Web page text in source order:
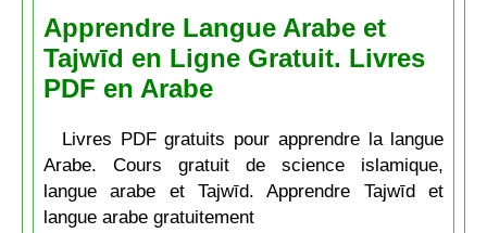
Apprendre Langue Arabe et
Tajwīd en Ligne Gratuit. Livres
PDF en Arabe
Livres PDF gratuits pour apprendre la langue
Arabe. Cours gratuit de science islamique,
langue arabe et Tajwīd. Apprendre Tajwīd et
langue arabe gratuitement